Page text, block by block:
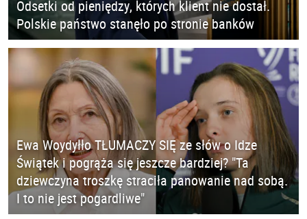
Odsetki od pieniędzy, których klient nie dostał.
Polskie państwo stanęło po stronie banków
Ewa Woydyłło TŁUMACZY SIĘ ze słów o Idze
Świątek i pogrąża się jeszcze bardziej? "Ta
dziewczyna troszkę straciła panowanie nad sobą.
I to nie jest pogardliwe"